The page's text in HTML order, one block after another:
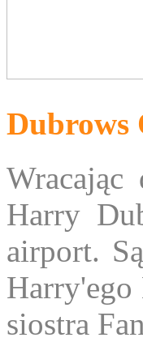
Dubrows
Harry
airport.
Harry'ego
siostra